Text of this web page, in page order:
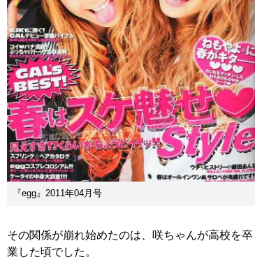
『egg』2011年04月号
その関係が崩れ始めたのは、咲ちゃんが高校を卒
業した頃でした。